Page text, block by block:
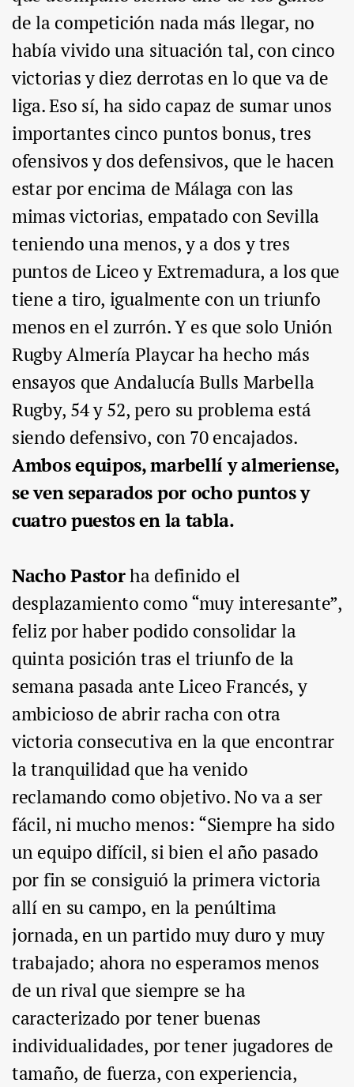
de la competición nada más llegar, no
había vivido una situación tal, con cinco
victorias y diez derrotas en lo que va de
liga. Eso sí, ha sido capaz de sumar unos
importantes cinco puntos bonus, tres
ofensivos y dos defensivos, que le hacen
estar por encima de Málaga con las
mimas victorias, empatado con Sevilla
teniendo una menos, y a dos y tres
puntos de Liceo y Extremadura, a los que
tiene a tiro, igualmente con un triunfo
menos en el zurrón. Y es que solo Unión
Rugby Almería Playcar ha hecho más
ensayos que Andalucía Bulls Marbella
Rugby, 54 y 52, pero su problema está
siendo defensivo, con 70 encajados.
Ambos equipos, marbellí y almeriense,
se ven separados por ocho puntos y
cuatro puestos en la tabla.
Nacho Pastorha definido el
desplazamiento como “muy interesante”,
feliz por haber podido consolidar la
quinta posición tras el triunfo de la
semana pasada ante Liceo Francés, y
ambicioso de abrir racha con otra
victoria consecutiva en la que encontrar
la tranquilidad que ha venido
reclamando como objetivo. No va a ser
fácil, ni mucho menos: “Siempre ha sido
un equipo difícil, si bien el año pasado
por fin se consiguió la primera victoria
allí en su campo, en la penúltima
jornada, en un partido muy duro y muy
trabajado; ahora no esperamos menos
de un rival que siempre se ha
caracterizado por tener buenas
individualidades, por tener jugadores de
tamaño, de fuerza, con experiencia,